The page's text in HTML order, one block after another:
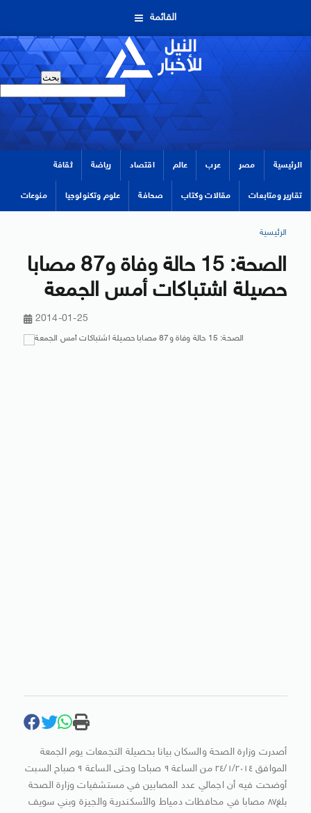
القائمة
الرئيسية مصر عرب عالم اقتصاد رياضة ثقافة
تقارير ومتابعات مقالات وكتاب صحافة علوم وتكنولوجيا منوعات
الرئيسية
الصحة: 15 حالة وفاة و87 مصابا
حصيلة اشتباكات أمس الجمعة
2014-01-25
أصدرت وزارة الصحة والسكان بيانا بحصيلة التجمعات يوم الجمعة
الموافق ٢٤/١/٢٠١٤ من الساعة ٩ صباحا وحتى الساعة ٩ صباح السبت
أوضحت فيه أن اجمالي عدد المصابين في مستشفيات وزارة الصحة
بلغ٨٧ مصابا في محافظات دمياط والأسكندرية والجيزة وبني سويف